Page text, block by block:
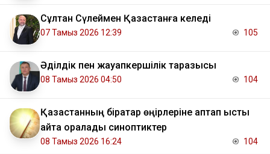
Сұлтан Сүлеймен Қазақстанға келеді
07 Тамыз 2026 12:39 105
Әділдік пен жауапкершілік таразысы
08 Тамыз 2026 04:50 104
Қазақстанның бірқатар өңірлеріне аптап ыстық
қайта оралады синоптиктер
08 Тамыз 2026 16:24 104